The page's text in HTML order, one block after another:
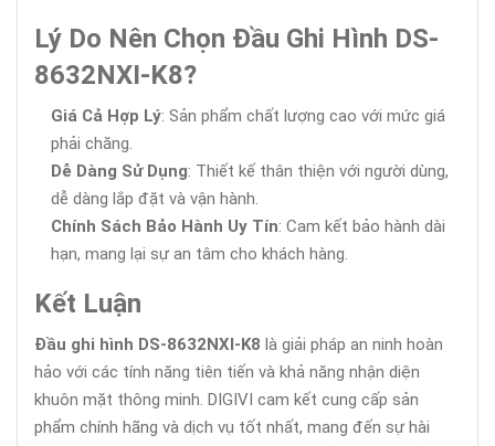
Lý Do Nên Chọn Đầu Ghi Hình DS-
8632NXI-K8?
Giá Cả Hợp Lý: Sản phẩm chất lượng cao với mức giá
phải chăng.
Dễ Dàng Sử Dụng: Thiết kế thân thiện với người dùng,
dễ dàng lắp đặt và vận hành.
Chính Sách Bảo Hành Uy Tín: Cam kết bảo hành dài
hạn, mang lại sự an tâm cho khách hàng.
Kết Luận
Đầu ghi hình DS-8632NXI-K8 là giải pháp an ninh hoàn
hảo với các tính năng tiên tiến và khả năng nhận diện
khuôn mặt thông minh. DIGIVI cam kết cung cấp sản
phẩm chính hãng và dịch vụ tốt nhất, mang đến sự hài